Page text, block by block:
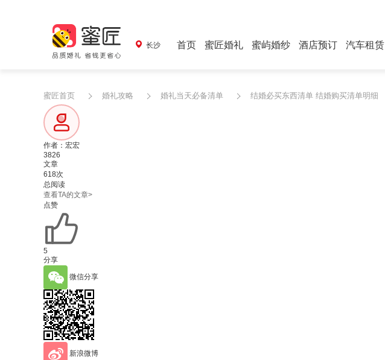
长沙 首页 蜜匠婚礼 蜜屿婚纱 酒店预订 汽车租赁
蜜匠首页 婚礼攻略 婚礼当天必备清单 结婚必买东西清单 结婚购买清单明细
作者：宏宏
3826
文章
618次
总阅读
查看TA的文章>
点赞
5
分享
微信分享
新浪微博